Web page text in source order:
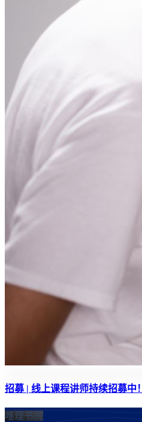
招募 | 线上课程讲师持续招募中！
唯理书院